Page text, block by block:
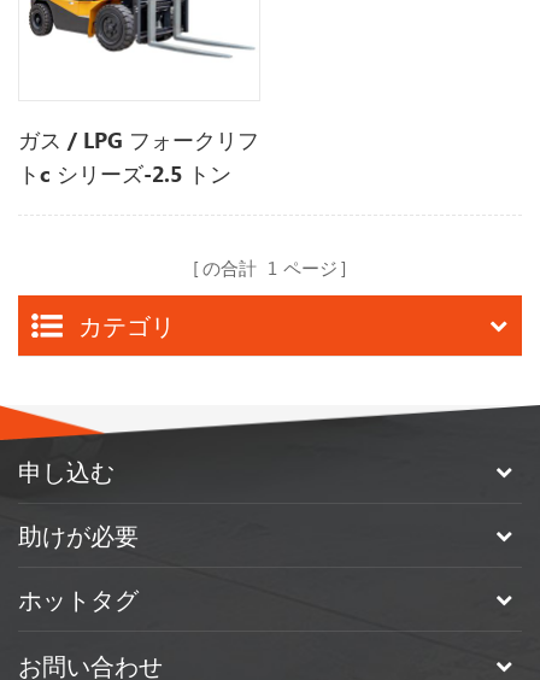
ガス / LPG フォークリフ
トc シリーズ-2.5 トン
の合計 1 ページ
カテゴリ
申し込む
助けが必要
ホットタグ
お問い合わせ